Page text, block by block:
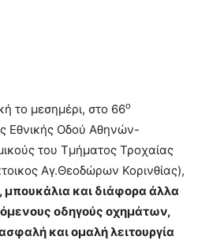
το μεσημέρι, στο 66ο
Εθνικής Οδού Αθηνών-
του Τμήματος Τροχαίας
Αγ.Θεοδώρων Κορινθίας),
μπουκάλια και διάφορα άλλα
οδηγούς οχημάτων,
και ομαλή λειτουργία